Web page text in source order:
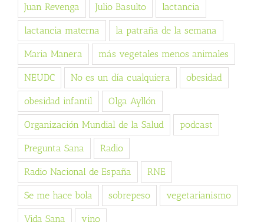
Juan Revenga Julio Basulto lactancia
lactancia materna la patraña de la semana
Maria Manera más vegetales menos animales
NEUDC No es un día cualquiera obesidad
obesidad infantil Olga Ayllón
Organización Mundial de la Salud podcast
Pregunta Sana Radio
Radio Nacional de España RNE
Se me hace bola sobrepeso vegetarianismo
Vida Sana vino